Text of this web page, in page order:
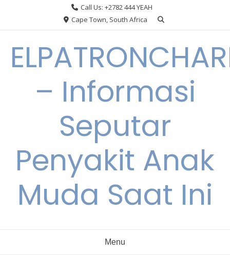
Call Us: +2782 444 YEAH
Cape Town, South Africa
– Informasi
Seputar
Penyakit Anak
Muda Saat Ini
Menu